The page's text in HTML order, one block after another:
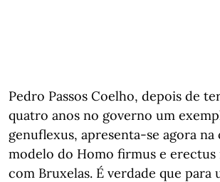
Pedro Passos Coelho, depois de
quatro anos no governo um
genuflexus, apresenta-se agora
modelo do Homo firmus e erectus
com Bruxelas. É verdade que para